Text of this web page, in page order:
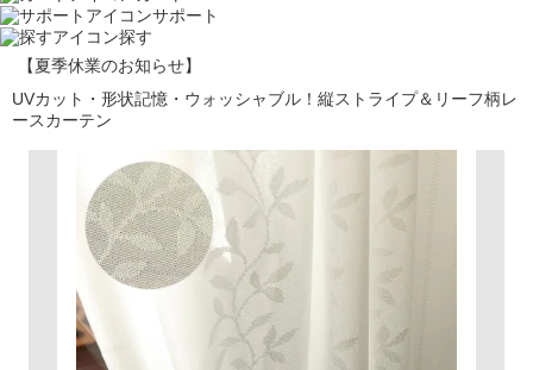
サポート
探す
【夏季休業のお知らせ】
UVカット・形状記憶・ウォッシャブル！縦ストライプ＆リーフ柄レ
ースカーテン